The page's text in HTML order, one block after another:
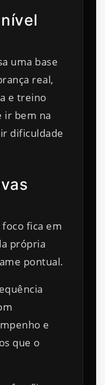
uma base
real,
e treino
ir bem na
dificuldade
foco fica em
própria
pontual.
e
que o